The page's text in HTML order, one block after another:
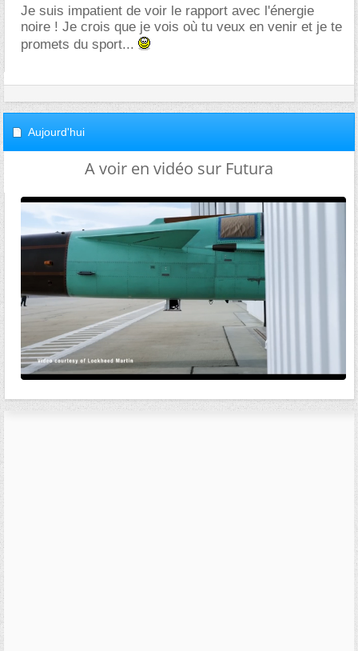
Je suis impatient de voir le rapport avec l'énergie
noire ! Je crois que je vois où tu veux en venir et je te
promets du sport...
Aujourd'hui
A voir en vidéo sur Futura